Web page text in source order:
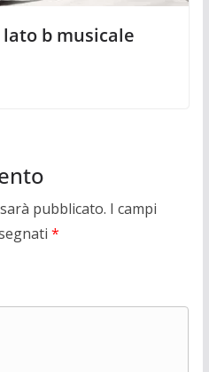
b musicale
pubblicato. I campi
*